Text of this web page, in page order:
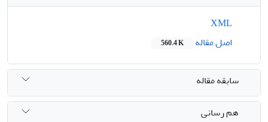
اصل مقاله
560.4 K
سابقه مقاله
هم رسانی